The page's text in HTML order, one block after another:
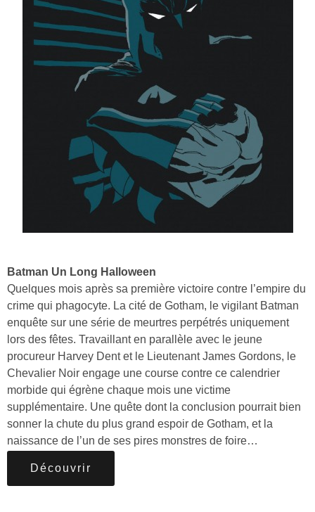
Batman Un Long Halloween
Quelques mois après sa première victoire contre l’empire du
crime qui phagocyte. La cité de Gotham, le vigilant Batman
enquête sur une série de meurtres perpétrés uniquement
lors des fêtes. Travaillant en parallèle avec le jeune
procureur Harvey Dent et le Lieutenant James Gordons, le
Chevalier Noir engage une course contre ce calendrier
morbide qui égrène chaque mois une victime
supplémentaire. Une quête dont la conclusion pourrait bien
sonner la chute du plus grand espoir de Gotham, et la
naissance de l’un de ses pires monstres de foire…
Découvrir